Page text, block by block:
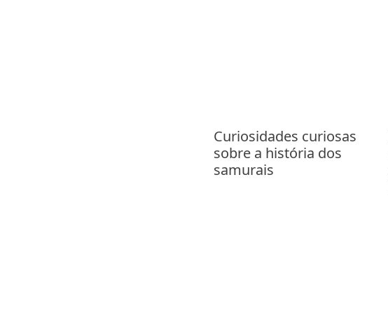
Curiosidades curiosas
sobre a história dos
samurais